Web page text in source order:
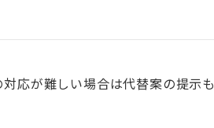
応が難しい場合は代替案の提示も